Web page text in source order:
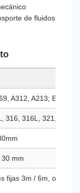
de fluidos
A312, A213; EN
316, 316L, 321, 310S,
mm
fijas 3m / 6m, o